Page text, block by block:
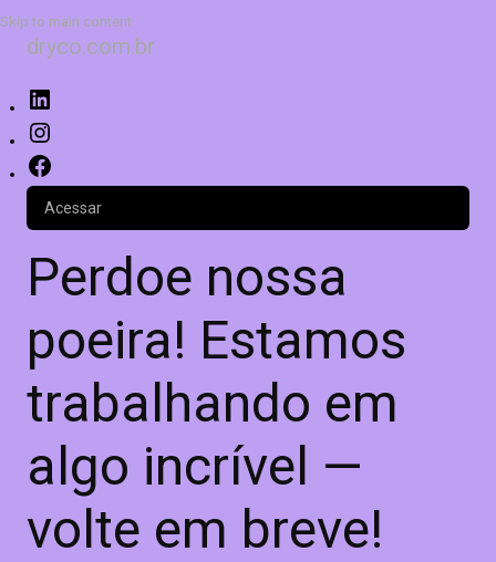
Skip to main content
dryco.com.br
Acessar
Perdoe nossa
poeira! Estamos
trabalhando em
algo incrível —
volte em breve!